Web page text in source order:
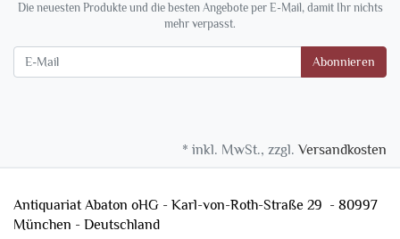
Die neuesten Produkte und die besten Angebote per E-Mail, damit Ihr nichts
mehr verpasst.
Abonnieren
* inkl. MwSt., zzgl.Versandkosten
Antiquariat Abaton oHG - Karl-von-Roth-Straße 29 - 80997
München - Deutschland